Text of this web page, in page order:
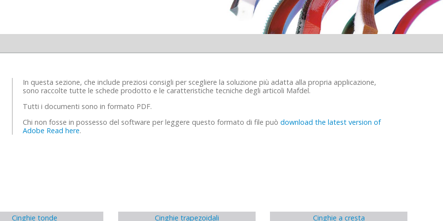
In questa sezione, che include preziosi consigli per scegliere la soluzione più adatta alla propria applicazione,
sono raccolte tutte le schede prodotto e le caratteristiche tecniche degli articoli Mafdel.
Tutti i documenti sono in formato PDF.
Chi non fosse in possesso del software per leggere questo formato di file può download the latest version of
Adobe Read here.
Cinghie tonde Cinghie trapezoidali Cinghie a cresta